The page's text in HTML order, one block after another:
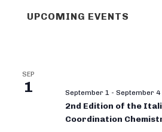
UPCOMING EVENTS
SEP
1 September 1 - September 4
2nd Edition of the
Coordination